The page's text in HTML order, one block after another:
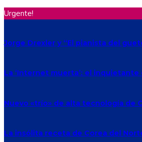
Urgente!
Jorge Drexler y “El pianista del
La ‘Internet muerta’: el
Nuevo «trío» de alta tecnología de
La insólita receta de Corea del